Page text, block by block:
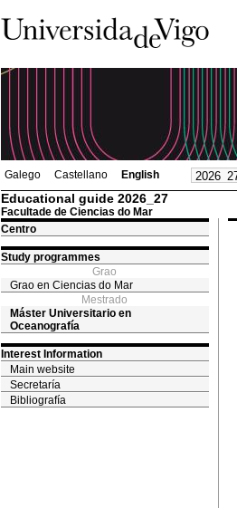
Galego Castellano English
Educational guide 2026_27
Facultade de Ciencias do Mar
Centro
Study programmes
Grao
Grao en Ciencias do Mar
Mestrado
Máster Universitario en
Oceanografía
Interest Information
Main website
Secretaría
Bibliografía